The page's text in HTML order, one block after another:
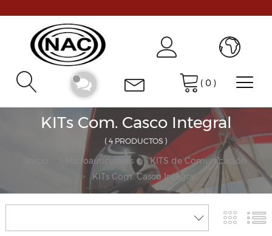
( 0 )
KITs Com. Casco Integral
( 4 PRODUCTOS )
Microauriculares
KITS de Comunicación
KITs Com. Casco Integral